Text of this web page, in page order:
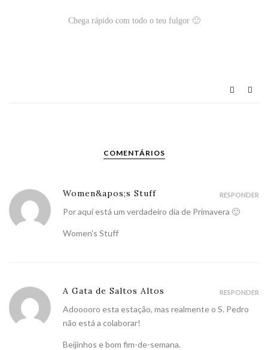
Chega rápido com todo o teu fulgor 🙂
COMENTÁRIOS
Women&apos;s Stuff
Por aqui está um verdadeiro dia de Primavera 🙂
Women's Stuff
RESPONDER
A Gata de Saltos Altos
Adooooro esta estação, mas realmente o S. Pedro
não está a colaborar!
Beijinhos e bom fim-de-semana.
RESPONDER